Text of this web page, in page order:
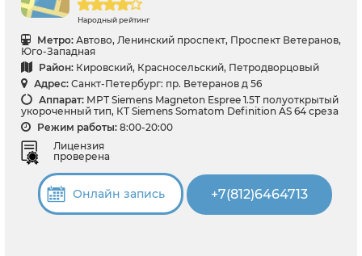
Народный рейтинг
Метро: Автово, Ленинский проспект, Проспект Ветеранов,
Юго-Западная
Район: Кировский, Красносельский, Петродворцовый
Адрес: Санкт-Петербург: пр. Ветеранов д 56
Аппарат: МРТ Siemens Magneton Espree 1.5T полуоткрытый
укороченный тип, КТ Siemens Somatom Definition AS 64 среза
Режим работы: 8:00-20:00
Лицензия
проверена
Онлайн запись +7(812)6464713